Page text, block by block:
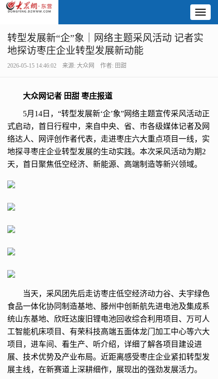
转型发展新“企”象｜网络主题采风活动 记者实
地探访枣庄企业转型发展新动能
2026-05-15 14:46:02 来源: 大众网 作者: 田甜
大众网记者 田甜 枣庄报道
5月14日，“转型发展新‘企’象”网络主题宣传采风活动正
式启动，首日行程中，来自中央、省、市各级媒体记者及网
络达人、网评创作者代表，走进枣庄六大重点项目一线，实
地探寻枣庄企业转型发展的生动实践。本次采风活动为期2
天，首日聚焦低空经济、新能源、高端制造等新兴领域。
当天，采风团先后走访枣庄低空经济动力谷、夫宇绿色
食品一体化协同制造基地、滕州中创新航先进电池及集成系
统山东基地、欣旺达废旧锂电池回收综合利用项目、万可人
工智能机床项目、有荣科技高端五面体龙门加工中心等六大
项目，进车间、看生产、听介绍，详细了解各项目建设进
展、技术优势及产业布局。近距离感受枣庄企业紧扣转型发
展主线，在新赛道上深耕细作，展现出的强劲发展活力。